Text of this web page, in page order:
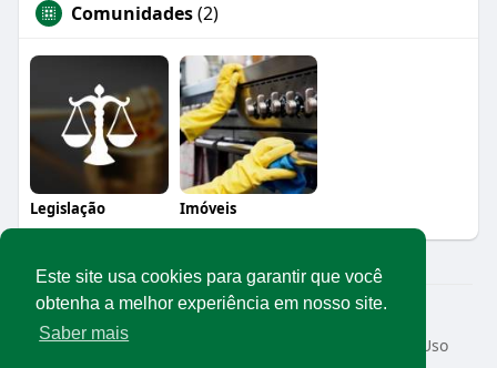
Este site usa cookies para garantir que você
obtenha a melhor experiência em nosso site.
Saber mais
Comunidades(2)
Legislação Imóveis
© 2026 Rede Abrasel
Início
Sobre
Termos de Uso